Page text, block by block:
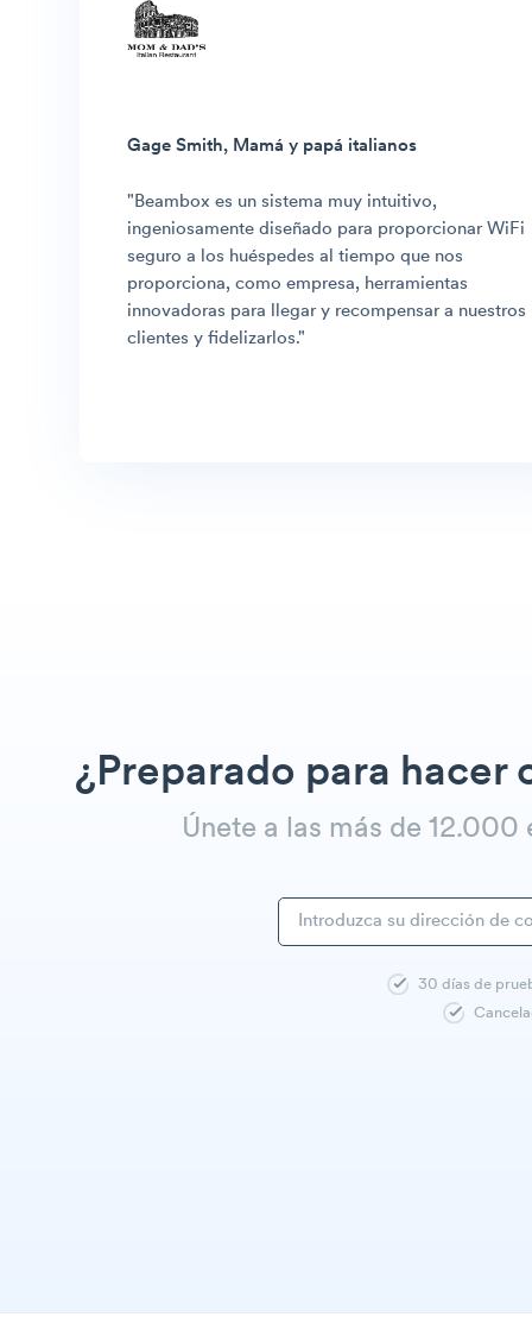
Gage Smith, Mamá y papá italianos
"Beambox es un sistema muy intuitivo,
ingeniosamente diseñado para proporcionar WiFi
seguro a los huéspedes al tiempo que nos
proporciona, como empresa, herramientas
innovadoras para llegar y recompensar a nuestros
clientes y fidelizarlos."
¿Preparado para hacer
Únete a las más de
30 días de